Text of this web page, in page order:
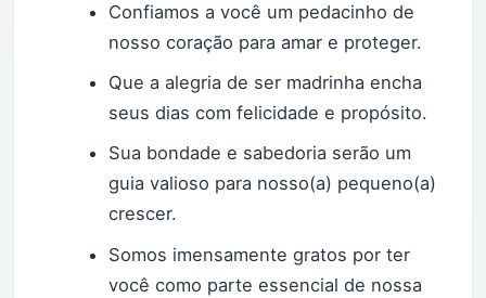
Confiamos a você um pedacinho de
nosso coração para amar e proteger.
Que a alegria de ser madrinha encha
seus dias com felicidade e propósito.
Sua bondade e sabedoria serão um
guia valioso para nosso(a) pequeno(a)
crescer.
Somos imensamente gratos por ter
você como parte essencial de nossa